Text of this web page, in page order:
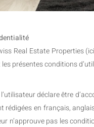
Real Estate Properties
présentes conditions
déclare être
rédigées en français,
n’approuve pas les